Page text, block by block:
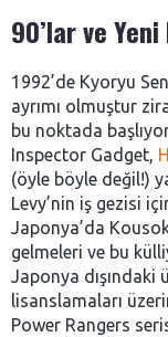
90’lar ve
1992’de Kyoryu
ayrımı olmuştur
bu noktada
Inspector Gadget,
(öyle böyle değil!)
Levy’nin iş gezisi
Japonya’da
gelmeleri ve bu
Japonya
lisanslamaları
Power Rangers